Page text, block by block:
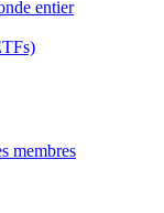
entier
membres